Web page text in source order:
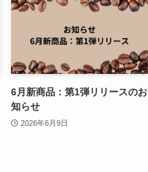
6月新商品：第1弾リリースのお
知らせ
2026年6月9日